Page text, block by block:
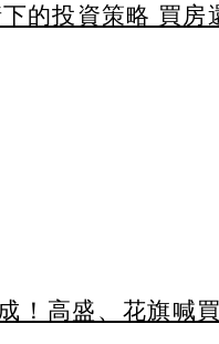
的投資策略 買房
！高盛、花旗喊